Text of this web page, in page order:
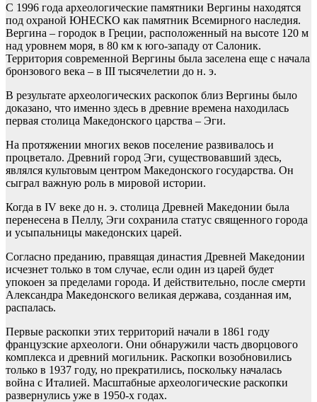
С 1996 года археологические памятники Вергины находятся
под охраной ЮНЕСКО как памятник Всемирного наследия.
Вергина – городок в Греции, расположенный на высоте 120 м
над уровнем моря, в 80 км к юго-западу от Салоник.
Территория современной Вергины была заселена еще с начала
бронзового века – в III тысячелетии до н. э.
В результате археологических раскопок близ Вергины было
доказано, что именно здесь в древние времена находилась
первая столица Македонского царства – Эги.
На протяжении многих веков поселение развивалось и
процветало. Древний город Эги, существовавший здесь,
являлся культовым центром Македонского государства. Он
сыграл важную роль в мировой истории.
Когда в IV веке до н. э. столица Древней Македонии была
перенесена в Пеллу, Эги сохранила статус священного города
и усыпальницы македонских царей.
Согласно преданию, правящая династия Древней Македонии
исчезнет только в том случае, если один из царей будет
упокоен за пределами города. И действительно, после смерти
Александра Македонского великая держава, созданная им,
распалась.
Первые раскопки этих территорий начали в 1861 году
французские археологи. Они обнаружили часть дворцового
комплекса и древний могильник. Раскопки возобновились
только в 1937 году, но прекратились, поскольку началась
война с Италией. Масштабные археологические раскопки
развернулись уже в 1950-х годах.